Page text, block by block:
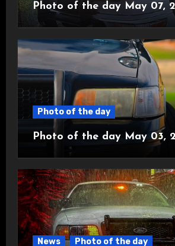
Photo of the day May 07,
Photo of the day
Photo of the day May 03,
News Photo of the day